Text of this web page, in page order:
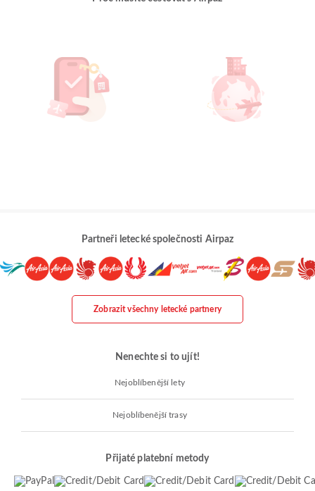
Partneři letecké společnosti Airpaz
Zobrazit všechny letecké partnery
Nenechte si to ujít!
Nejoblíbenější lety
Nejoblíbenější trasy
Přijaté platební metody